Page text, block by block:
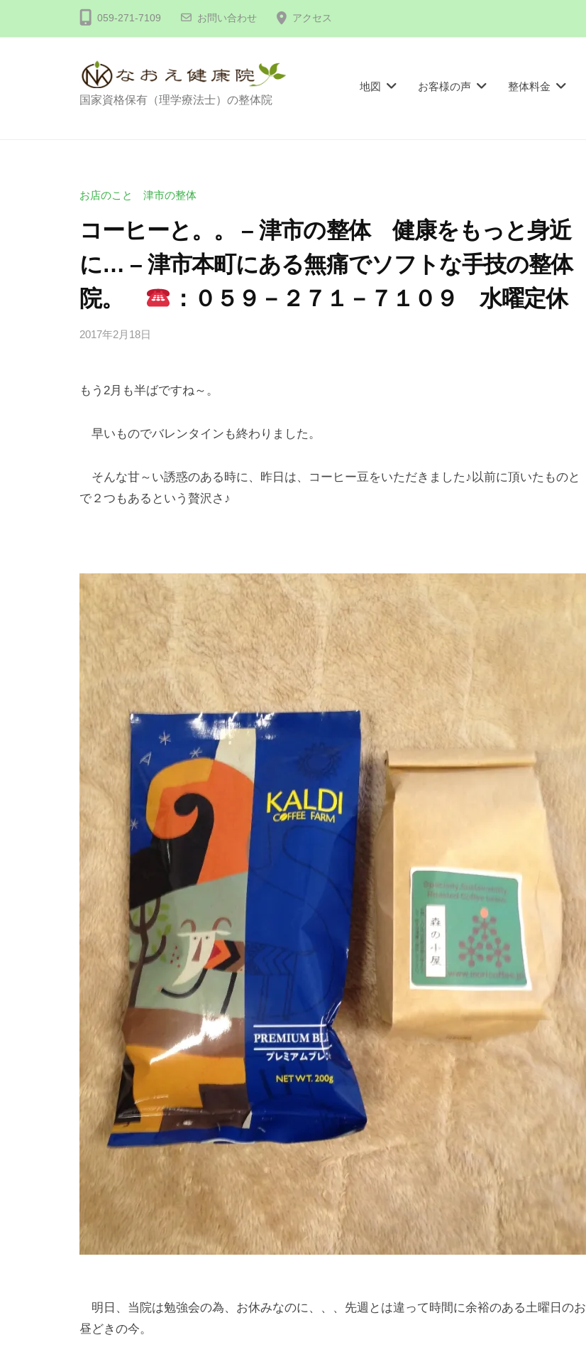
059-271-7109 お問い合わせ アクセス
整
え
康
院
国家資格保有（理学療法士）の整体院
地図 お客様の声 整体料金
お店のこと 津市の整体
コーヒーと。。 – 津市の整体 健康をもっと身近
に… – 津市本町にある無痛でソフトな手技の整体
院。
：０５９－２７１－７１０９ 水曜定休
2017年2月18日
e
k
の
メ
もう2月も半ばですね～。
早いものでバレンタインも終わりました。
そんな甘～い誘惑のある時に、昨日は、コーヒー豆をいただきました♪以前に頂いたものと
で２つもあるという贅沢さ♪
明日、当院は勉強会の為、お休みなのに、、、先週とは違って時間に余裕のある土曜日のお
昼どきの今。
体
な
え
健